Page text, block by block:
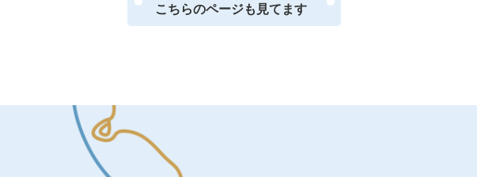
こちらのページも見てます